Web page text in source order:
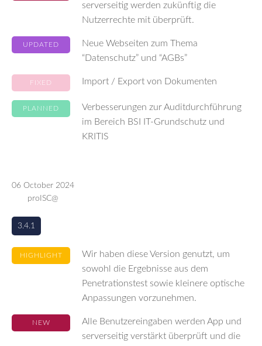
serverseitig werden zukünftig die
Nutzerrechte mit überprüft.
UPDATED
Neue Webseiten zum Thema
“Datenschutz” und “AGBs”
FIXED Import / Export von Dokumenten
PLANNED
Verbesserungen zur Auditdurchführung
im Bereich BSI IT-Grundschutz und
KRITIS
06 October 2024
proISC@
3.4.1
HIGHLIGHT
Wir haben diese Version genutzt, um
sowohl die Ergebnisse aus dem
Penetrationstest sowie kleinere optische
Anpassungen vorzunehmen.
NEW
Alle Benutzereingaben werden App und
serverseitig verstärkt überprüft und die